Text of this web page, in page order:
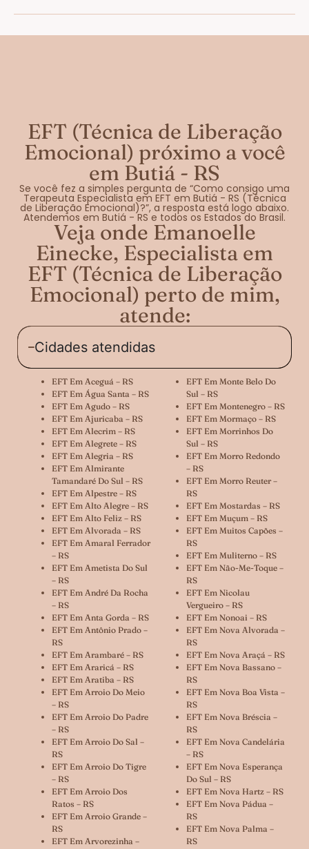
EFT (Técnica de Liberação
Emocional) próximo a você
em Butiá - RS
Se você fez a simples pergunta de “Como consigo uma
Terapeuta Especialista em EFT em Butiá - RS (Técnica
de Liberação Emocional)?”, a resposta está logo abaixo.
Atendemos em Butiá - RS e todos os Estados do Brasil.
Veja onde Emanoelle
Einecke, Especialista em
EFT (Técnica de Liberação
Emocional) perto de mim,
atende:
Cidades atendidas
EFT Em Aceguá – RS
EFT Em Água Santa – RS
EFT Em Agudo – RS
EFT Em Ajuricaba – RS
EFT Em Alecrim – RS
EFT Em Alegrete – RS
EFT Em Alegria – RS
EFT Em Almirante
Tamandaré Do Sul – RS
EFT Em Alpestre – RS
EFT Em Alto Alegre – RS
EFT Em Alto Feliz – RS
EFT Em Alvorada – RS
EFT Em Amaral Ferrador
– RS
EFT Em Ametista Do Sul
– RS
EFT Em André Da Rocha
– RS
EFT Em Anta Gorda – RS
EFT Em Antônio Prado –
RS
EFT Em Arambaré – RS
EFT Em Araricá – RS
EFT Em Aratiba – RS
EFT Em Arroio Do Meio
– RS
EFT Em Arroio Do Padre
– RS
EFT Em Arroio Do Sal –
RS
EFT Em Arroio Do Tigre
– RS
EFT Em Arroio Dos
Ratos – RS
EFT Em Arroio Grande –
RS
EFT Em Arvorezinha –
EFT Em Monte Belo Do
Sul – RS
EFT Em Montenegro – RS
EFT Em Mormaço – RS
EFT Em Morrinhos Do
Sul – RS
EFT Em Morro Redondo
– RS
EFT Em Morro Reuter –
RS
EFT Em Mostardas – RS
EFT Em Muçum – RS
EFT Em Muitos Capões –
RS
EFT Em Muliterno – RS
EFT Em Não-Me-Toque –
RS
EFT Em Nicolau
Vergueiro – RS
EFT Em Nonoai – RS
EFT Em Nova Alvorada –
RS
EFT Em Nova Araçá – RS
EFT Em Nova Bassano –
RS
EFT Em Nova Boa Vista –
RS
EFT Em Nova Bréscia –
RS
EFT Em Nova Candelária
– RS
EFT Em Nova Esperança
Do Sul – RS
EFT Em Nova Hartz – RS
EFT Em Nova Pádua –
RS
EFT Em Nova Palma –
RS